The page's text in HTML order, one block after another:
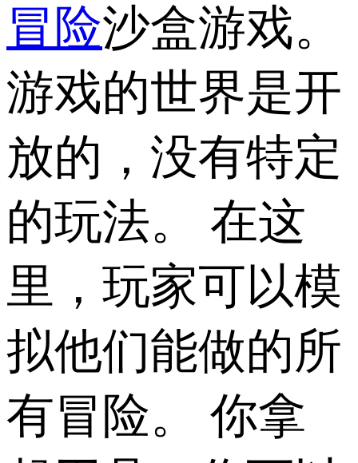
冒险沙盒游戏。
游戏的世界是开
放的，没有特定
的玩法。 在这
里，玩家可以模
拟他们能做的所
有冒险。 你拿